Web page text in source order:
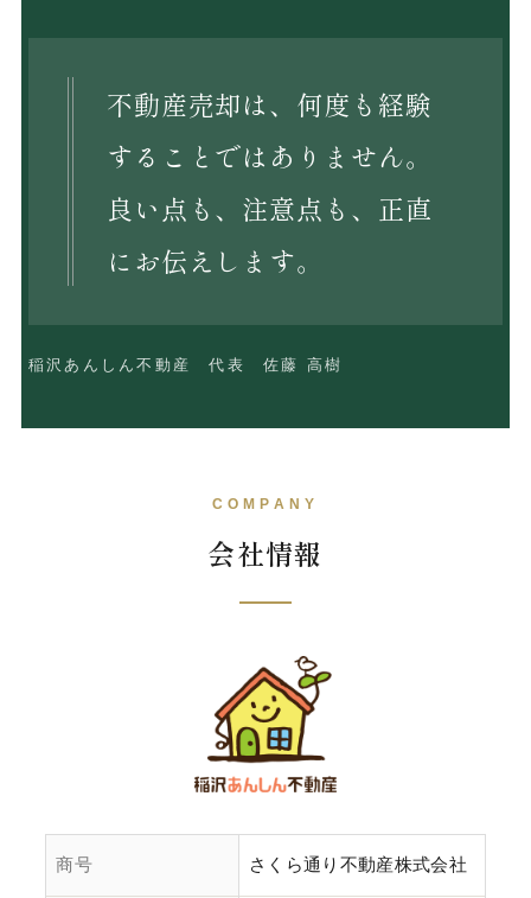
不動産売却は、何度も経験
することではありません。
良い点も、注意点も、正直
にお伝えします。
稲沢あんしん不動産 代表 佐藤 高樹
COMPANY
会社情報
商号 さくら通り不動産株式会社